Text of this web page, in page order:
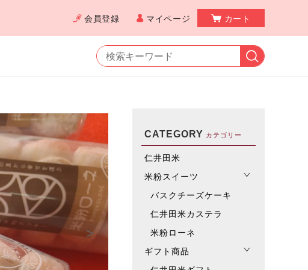
会員登録 マイページ カート
>
CATEGORY カテゴリー
仁井田米
米粉スイーツ
バスクチーズケーキ
仁井田米カステラ
米粉ローネ
ギフト商品